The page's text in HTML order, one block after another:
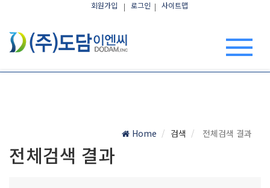
회원가입 로그인 사이트맵
Home 검색 전체검색 결과
전체검색 결과